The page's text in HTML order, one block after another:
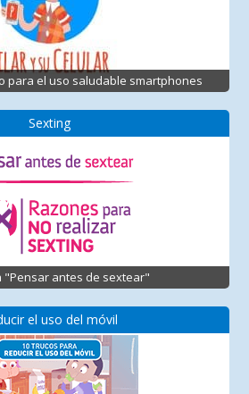
para el uso saludable smartphones
Sexting
"Pensar antes de sextear"
el uso del móvil